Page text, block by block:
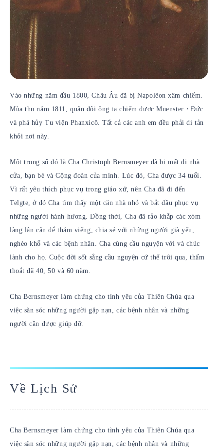
Vào những năm đầu 1800, Châu Âu đã bị Napolêon xâm chiếm.
Mùa thu năm 1811, quân đội ông ta chiếm được Muenster・Đức
và phá hủy Tu viện Phanxicô. Tất cả các anh em đều phải di tản
khỏi nơi này.
Một trong số đó là Cha Christoph Bernsmeyer đã bị mất đi nhà
cửa, bạn bè và Cộng đoàn của mình. Lúc đó, Cha được 34 tuổi.
Vì rất yêu thích phục vụ trong giáo xứ, nên Cha đã đi đến
Telgte, ở đó Cha tìm thấy một căn nhà nhỏ và bắt đầu phục vụ
những người hành hương. Đồng thời, Cha đã rảo khắp các xóm
làng lân cận để thăm viếng, chia sẻ với những người già yếu,
nghèo khổ và các bệnh nhân. Cha cùng cầu nguyện với và chúc
lành cho họ. Cuộc đời sốt sắng cầu nguyện cứ thế trôi qua, thấm
thoắt đã 40, 50 và 60 năm.
Cha Bernsmeyer làm chứng cho tình yêu của Thiên Chúa qua
việc săn sóc những người gặp nạn, các bệnh nhân và những
người cần được giúp đỡ.
Về Lịch Sử
Cha Bernsmeyer làm chứng cho tình yêu của Thiên Chúa qua
việc săn sóc những người gặp nạn, các bệnh nhân và những